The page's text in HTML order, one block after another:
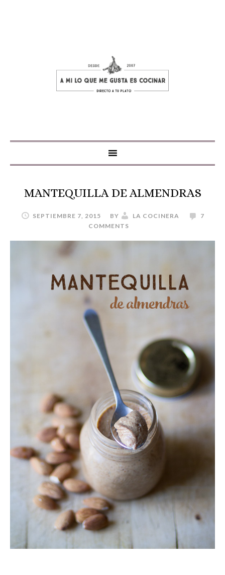
MANTEQUILLA DE ALMENDRAS
SEPTIEMBRE 7, 2015 BY LA COCINERA
7
COMMENTS